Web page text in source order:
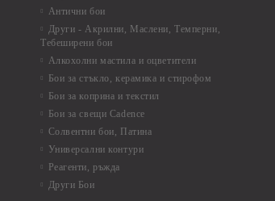
Антични бои
Други - Акрилни, Маслени, Темперни,
Тебеширени бои
Алкохолни мастила и оцветители
Бои за стъкло, керамика и стирофом
Бои за коприна и текстил
Бои за свещи Cadence
Солвентни бои, Патина
Универсални контури
Реагенти, ръжда
Други Бои